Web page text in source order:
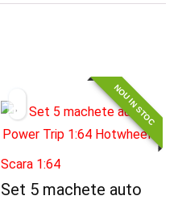
NOU IN STOC
Scara 1:64
Set 5 machete auto